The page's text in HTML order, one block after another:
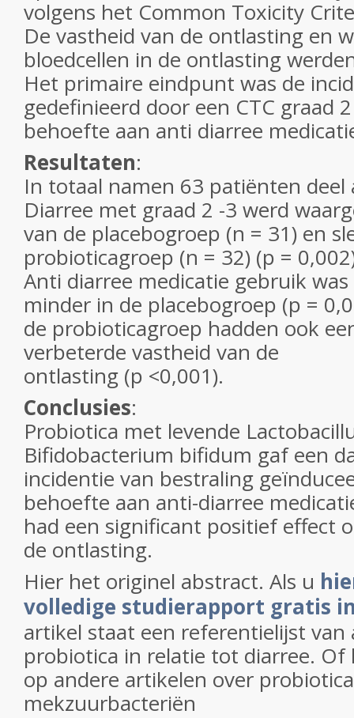
volgens het Common Toxicity
De vastheid van de ontlasting en
bloedcellen in de ontlasting
Het primaire eindpunt was de
gedefinieerd door een CTC graad
behoefte aan anti diarree
Resultaten:
In totaal namen 63 patiënten deel
Diarree met graad 2 -3 werd
van de placebogroep (n = 31) en
probioticagroep (n = 32) (p =
Anti diarree medicatie gebruik
minder in de placebogroep (p =
de probioticagroep hadden ook
verbeterde vastheid van de
ontlasting (p <0,001).
Conclusies:
Probiotica met levende
Bifidobacterium bifidum gaf een
incidentie van bestraling
behoefte aan anti-diarree
had een significant positief effect
de ontlasting.
Hier het originel abstract. Als u
volledige studierapport gratis
artikel staat een referentielijst van
probiotica in relatie tot diarree.
op andere artikelen over
mekzuurbacteriën